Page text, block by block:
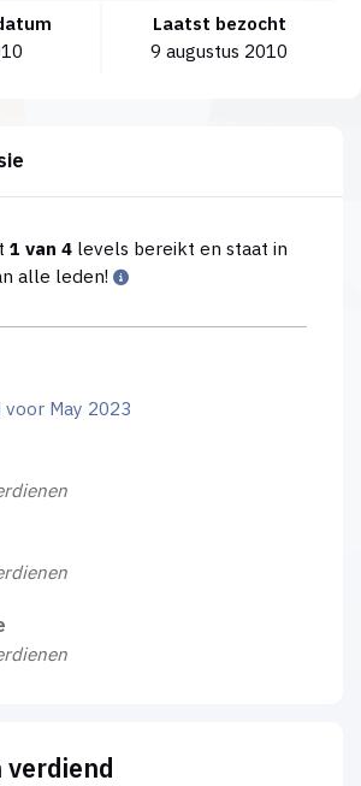
Laatst bezocht
9 augustus 2010
1 van 4levels bereikt en staat in
alle leden!
voor May 2023
verdiend